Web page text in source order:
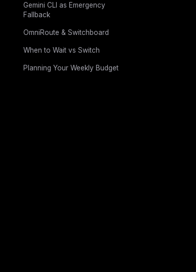
Gemini CLI as Emergency
Fallback
OmniRoute & Switchboard
When to Wait vs Switch
Planning Your Weekly Budget